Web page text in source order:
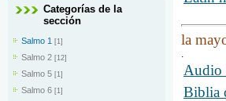
Categorías de la
sección
Salmo 1 [1]
Salmo 2 [12]
Salmo 5 [1]
Salmo 6 [1]
la
Audio
Biblia